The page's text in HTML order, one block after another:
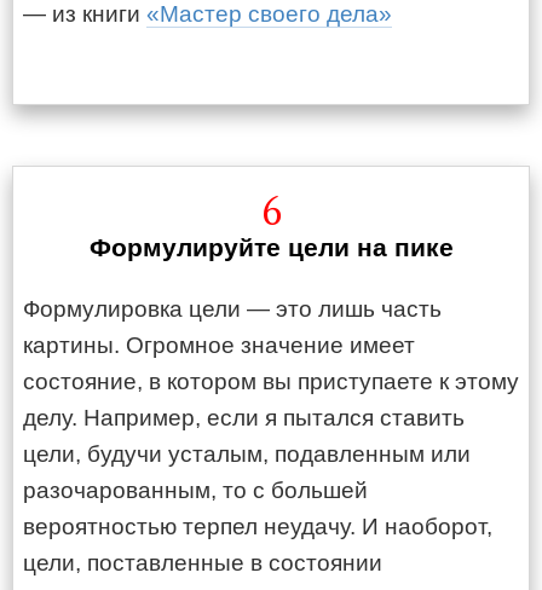
— из книги «Мастер своего дела»
6
Формулируйте цели на пике
Формулировка цели — это лишь часть
картины. Огромное значение имеет
состояние, в котором вы приступаете к этому
делу. Например, если я пытался ставить
цели, будучи усталым, подавленным или
разочарованным, то с большей
вероятностью терпел неудачу. И наоборот,
цели, поставленные в состоянии